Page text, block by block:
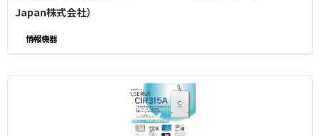
Japan株式会社）
情報機器